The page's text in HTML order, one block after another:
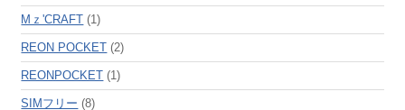
Mｚ'CRAFT (1)
REON POCKET (2)
REONPOCKET (1)
SIMフリー (8)